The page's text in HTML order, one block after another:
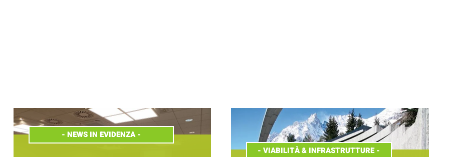
- NEWS IN EVIDENZA-
-VIABILITÀ & INFRASTRUTTURE-